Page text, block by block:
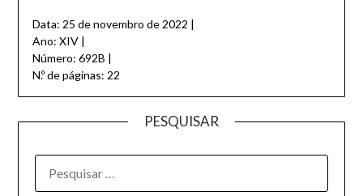
Data: 25 de novembro de 2022 |
Ano: XIV |
Número: 692B |
N.º de páginas: 22
PESQUISAR